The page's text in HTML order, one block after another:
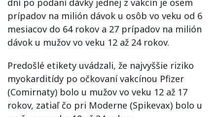
prípadov na milión dávok u osôb vo veku od 6
mesiacov do 64 rokov a 27 prípadov na milión
dávok u mužov vo veku 12 až 24 rokov.
Predošlé etikety uvádzali, že najvyššie riziko
myokarditídy po očkovaní vakcínou Pfizer
(Comirnaty) bolo u mužov vo veku 12 až 17
rokov, zatiaľ čo pri Moderne (Spikevax) bolo u